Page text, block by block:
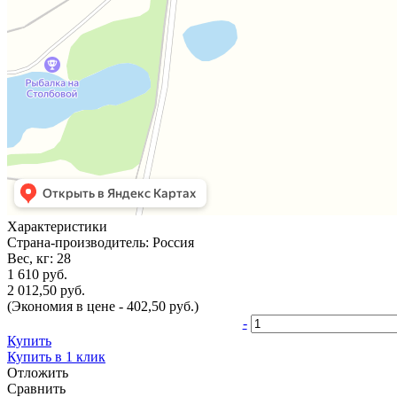
Характеристики
Страна-производитель: Россия
Вес, кг: 28
1 610 руб.
2 012,50 руб.
(Экономия в цене - 402,50 руб.)
-
Купить
Купить в 1 клик
Отложить
Сравнить